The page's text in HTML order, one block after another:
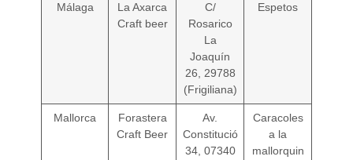
Málaga
La Axarca
Craft beer
C/
Rosarico
La
Joaquín
26, 29788
(Frigiliana)
Espetos
Mallorca
Forastera
Craft Beer
Av.
Constitució
34, 07340
Caracoles
a la
mallorquin